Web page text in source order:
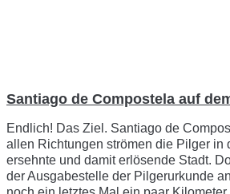
Santiago de Compostela auf
Endlich! Das Ziel. Santiago de
allen Richtungen strömen die Pilger in
ersehnte und damit erlösende Stadt.
der Ausgabestelle der Pilgerurkunde